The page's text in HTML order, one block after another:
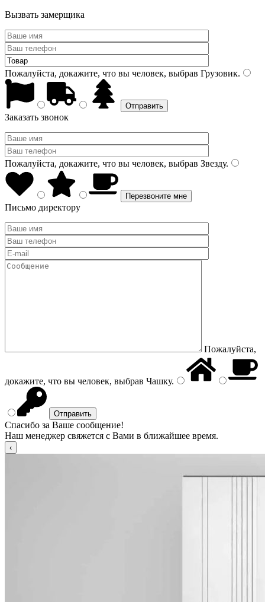
Вызвать замерщика
Пожалуйста, докажите, что вы человек, выбрав Грузовик.
Заказать звонок
Пожалуйста, докажите, что вы человек, выбрав Звезду.
Письмо директору
Пожалуйста,
докажите, что вы человек, выбрав Чашку.
Спасибо за Ваше сообщение!
Наш менеджер свяжется с Вами в ближайшее время.